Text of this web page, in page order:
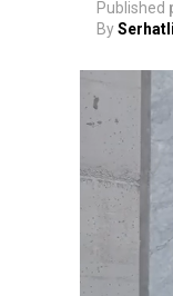
Published
By